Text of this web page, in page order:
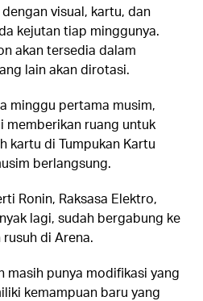
visual, kartu, dan
kejutan tiap minggunya.
akan tersedia dalam
lain akan dirotasi.
minggu pertama musim,
memberikan ruang untuk
kartu di Tumpukan Kartu
berlangsung.
Ronin, Raksasa Elektro,
lagi, sudah bergabung ke
rusuh di Arena.
masih punya modifikasi yang
kemampuan baru yang